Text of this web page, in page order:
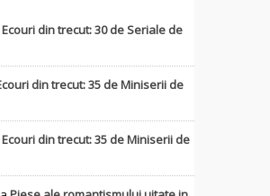
Ecouri din trecut: 30 de Seriale de
din trecut: 35 de Miniserii de
Ecouri din trecut: 35 de Miniserii de